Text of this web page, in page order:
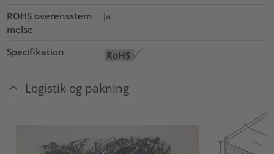
ROHS overensstem
melse
Ja
Specifikation
Logistik og pakning